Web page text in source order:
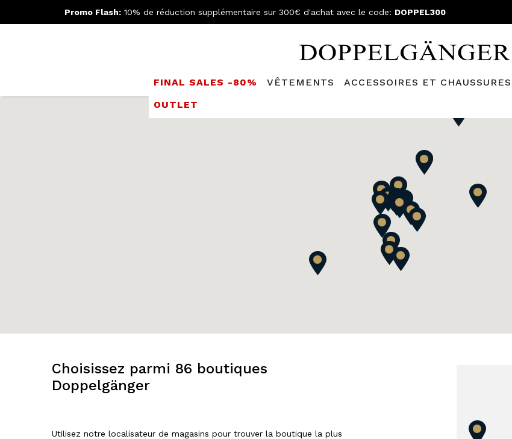
Promo Flash: 10% de réduction supplémentaire sur 300€ d'achat avec le code: DOPPEL300
FINAL SALES -80% VÊTEMENTS ACCESSOIRES ET CHAUSSURES
OUTLET
Choisissez parmi 86 boutiques
Doppelgänger
Utilisez notre localisateur de magasins pour trouver la boutique la plus